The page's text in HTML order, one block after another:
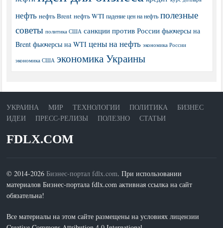
нефть нефть Brent нефть WTI падение цен на нефть полезные
советы политика США санкции против России фьючерсы на
Brent фьючерсы на WTI цены на нефть экономика России
экономика США экономика Украины
УКРАИНА МИР ТЕХНОЛОГИИ ПОЛИТИКА
БИЗНЕС
ИДЕИ
ПРЕСС-РЕЛИЗЫ ПОЛЕЗНО СТАТЬИ
FDLX.COM
© 2014-2026 Бизнес-портал fdlx.com. При использовании
материалов Бизнес-портала fdlx.com активная ссылка на сайт
обязательна!
Все материалы на этом сайте размещены на условиях лицензии